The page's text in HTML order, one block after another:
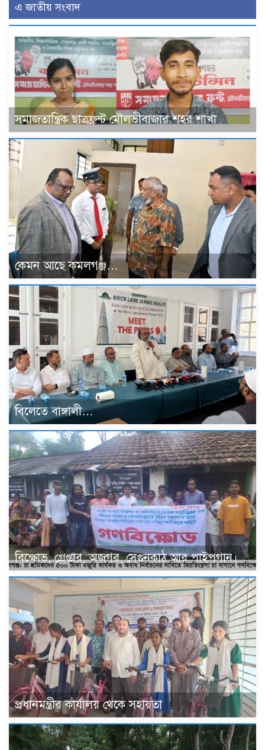
এ জাতীয় সংবাদ
সমাজতান্ত্রিক ছাত্রফ্রন্ট মৌলভীবাজার শহর শাখা
কেমন আছে কমলগঞ্জ…
বিলেতে বাঙ্গালী…
বিক্ষোভ, গ্রেপ্তার, অজগর, সেগুনকাঠ আর পাইপগান।
প্রধানমন্ত্রীর কার্যালয় থেকে সহায়তা